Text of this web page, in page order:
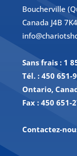
Boucherville
Canada J4B 7K4
Sans frais : 1
Tél. : 450 651-
Ontario,
Fax : 450 651-
Contactez-